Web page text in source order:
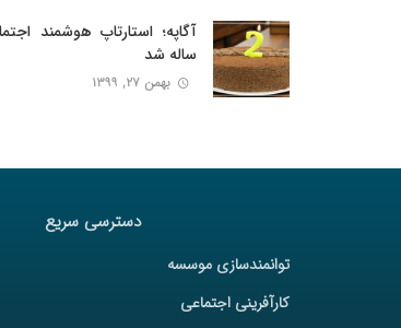
ساله شد
بهمن ۲۷, ۱۳۹۹
دسترسی سریع
توانمندسازی موسسه
کارآفرینی اجتماعی